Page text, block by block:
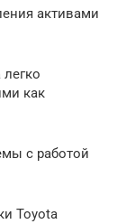
активами
как
с работой
Toyota